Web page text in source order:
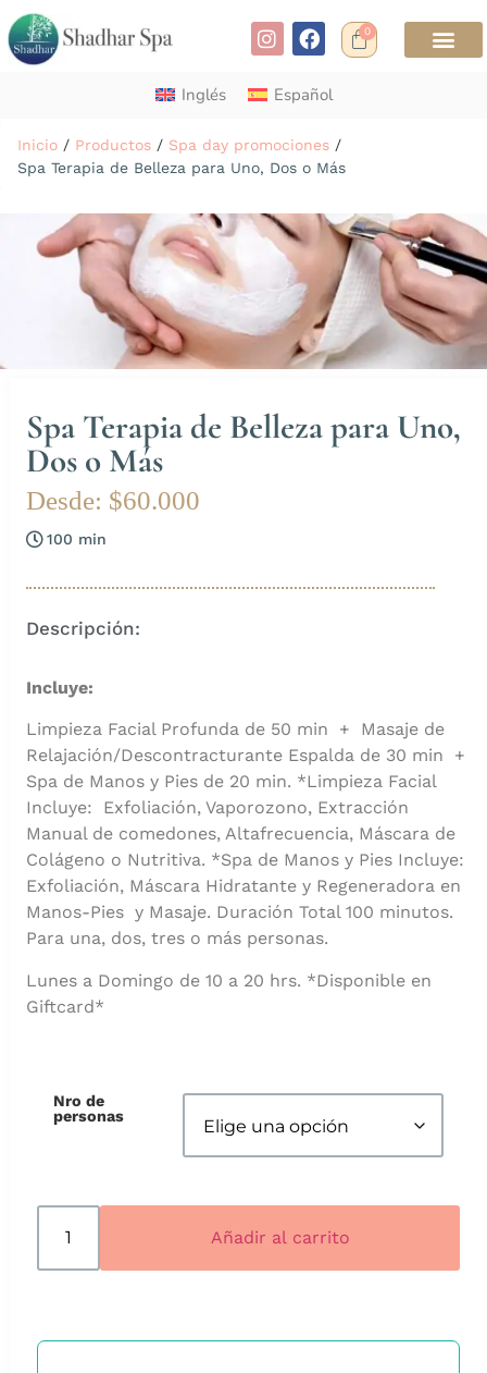
0
Inglés Español
Inicio / Productos / Spa day promociones /
Spa Terapia de Belleza para Uno, Dos o Más
Spa Terapia de Belleza para Uno,
Dos o Más
Desde: $60.000
100 min
Descripción:
Incluye:
Limpieza Facial Profunda de 50 min + Masaje de
Relajación/Descontracturante Espalda de 30 min +
Spa de Manos y Pies de 20 min. *Limpieza Facial
Incluye: Exfoliación, Vaporozono, Extracción
Manual de comedones, Altafrecuencia, Máscara de
Colágeno o Nutritiva. *Spa de Manos y Pies Incluye:
Exfoliación, Máscara Hidratante y Regeneradora en
Manos-Pies y Masaje. Duración Total 100 minutos.
Para una, dos, tres o más personas.
Lunes a Domingo de 10 a 20 hrs. *Disponible en
Giftcard*
Nro de
personas
Añadir al carrito